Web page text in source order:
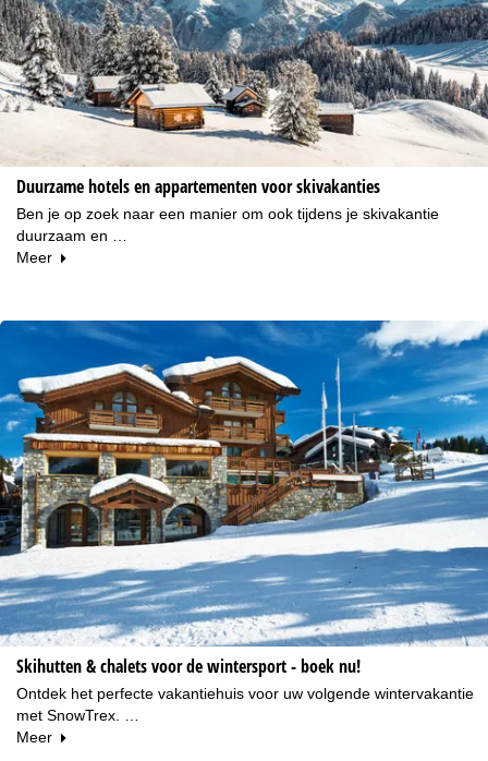
Duurzame hotels en appartementen voor skivakanties
Ben je op zoek naar een manier om ook tijdens je skivakantie
duurzaam en …
Meer
Skihutten & chalets voor de wintersport - boek nu!
Ontdek het perfecte vakantiehuis voor uw volgende wintervakantie
met SnowTrex. …
Meer